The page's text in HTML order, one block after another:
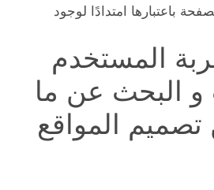
باعتبارها امتدادًا لوجود
المستخدم
و البحث عن ما
تصميم المواقع